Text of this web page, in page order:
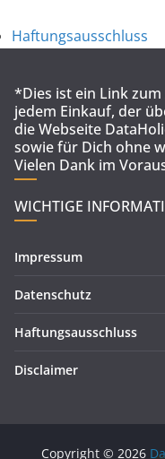
Haftungsausschluss
*Dies ist ein Link
jedem Einkauf, der
die Webseite
sowie für Dich ohne
Vielen Dank im
WICHTIGE
Impressum
Datenschutz
Haftungsausschluss
Disclaimer
Copyright © 2026